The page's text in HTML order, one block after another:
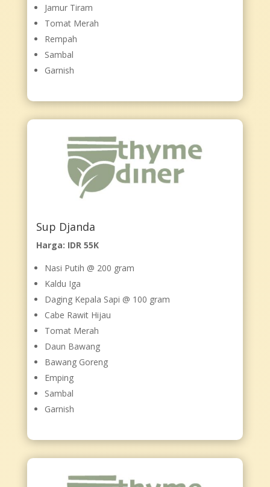
Jamur Tiram
Tomat Merah
Rempah
Sambal
Garnish
Sup Djanda
Harga: IDR 55K
Nasi Putih @ 200 gram
Kaldu Iga
Daging Kepala Sapi @ 100 gram
Cabe Rawit Hijau
Tomat Merah
Daun Bawang
Bawang Goreng
Emping
Sambal
Garnish